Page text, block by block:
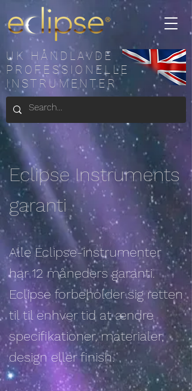
UK HÅNDLAVDE
PROFESSIONELLE
INSTRUMENTER
Eclipse Instruments
garanti
Alle Eclipse-instrumenter
har 12 måneders garanti.
Eclipse forbeholder sig retten
til til enhver tid at ændre
specifikationer, materialer,
design eller finish.